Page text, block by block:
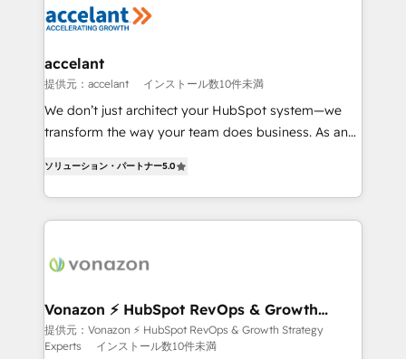
new HubSpot portal with Advanced Website and
CRM Migrations using our in-house "HubScrub" Tool.
worldwide, and with over 15 years in the ecosystem,
One company, one operating model, delivering
across offices and consulting teams in the UK, USA,
Canada, Germany, France, Belgium, Singapore, and
South Africa. Certified compliant with ISO/IEC
international offices and 175+ employees.
accelant
提供元：accelant インストール数10件未満
We don’t just architect your HubSpot system—we
transform the way your team does business. As an
creating tailored, end-to-end CRM solutions that
accelerate growth, improve operational efficiency,
and ensure faster time to value on HubSpot. What
day one, our team takes the time to deeply
strategies that deliver impactful results. Our mission
is to empower you to unlock HubSpot’s full potential
—faster. Through expert training, unmatched
ソリューション・パートナー5.0
Vonazon ⚡ HubSpot RevOps & Growth
Strategy Experts
提供元：Vonazon ⚡ HubSpot RevOps & Growth Strategy
Experts
インストール数10件未満